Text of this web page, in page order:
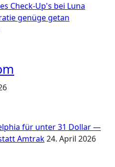
Check-Up's bei Luna
genüge getan
für unter 31 Dollar —
Amtrak24. April 2026